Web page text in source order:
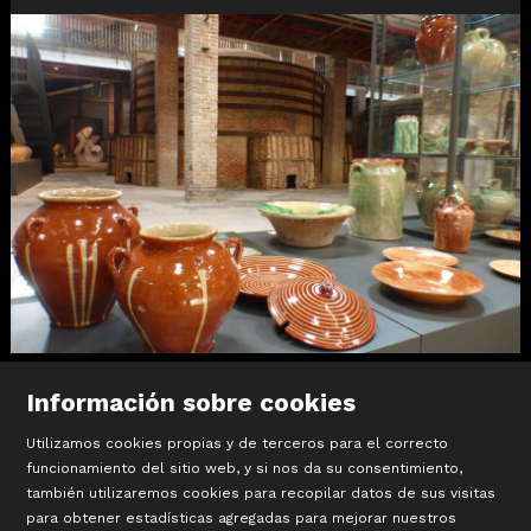
Diapositiva 1 de 1
©Terracotta Museu
Sis d’octubre, 99 | La Bisbal d’Empordà
Información sobre cookies
Utilizamos cookies propias y de terceros para el correcto
funcionamiento del sitio web, y si nos da su consentimiento,
también utilizaremos cookies para recopilar datos de sus visitas
para obtener estadísticas agregadas para mejorar nuestros